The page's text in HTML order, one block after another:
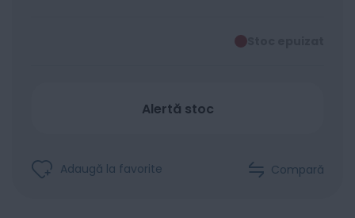
Alertă stoc
Adaugă la favorite Compară